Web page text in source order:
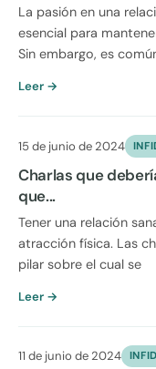
La pasión en una
esencial para
Sin embargo, es
Leer →
15 de junio de 2024
Charlas que
que...
Tener una relación
atracción física. Las
pilar sobre el cual se
Leer →
11 de junio de 2024